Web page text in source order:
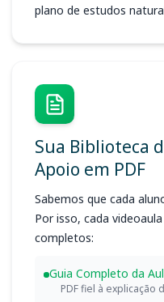
plano de estudos
Sua Biblioteca
Apoio em PDF
Sabemos que cada
Por isso, cada
completos:
Guia Completo da
PDF fiel à explicação